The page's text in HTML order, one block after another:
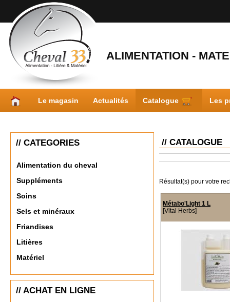
ALIMENTATION -
Le magasin Actualités Catalogue Les
// CATEGORIES
Alimentation du cheval
Suppléments
Soins
Sels et minéraux
Friandises
Litières
Matériel
// ACHAT EN LIGNE
// CATALOGUE
Résultat(s) pour votre
Métabo'Light 1 L
[Vital Herbs]